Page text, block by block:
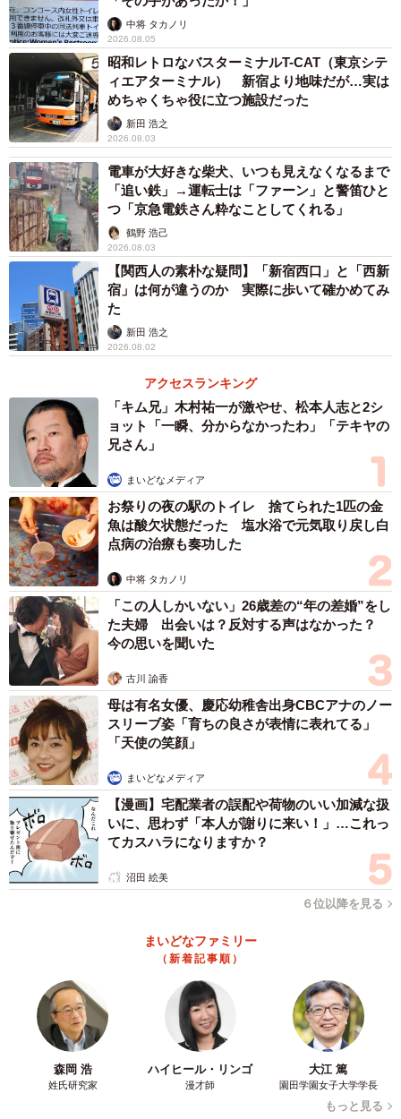
中将 タカノリ
2026.08.05
昭和レトロなバスターミナルT-CAT（東京シテ
ィエアターミナル） 新宿より地味だが…実は
めちゃくちゃ役に立つ施設だった
新田 浩之
2026.08.03
電車が大好きな柴犬、いつも見えなくなるまで
「追い鉄」→運転士は「ファーン」と警笛ひと
つ「京急電鉄さん粋なことしてくれる」
鶴野 浩己
2026.08.03
【関西人の素朴な疑問】「新宿西口」と「西新
宿」は何が違うのか 実際に歩いて確かめてみ
た
新田 浩之
2026.08.02
アクセスランキング
「キム兄」木村祐一が激やせ、松本人志と2シ
ョット「一瞬、分からなかったわ」「テキヤの
兄さん」
まいどなメディア
お祭りの夜の駅のトイレ 捨てられた1匹の金
魚は酸欠状態だった 塩水浴で元気取り戻し白
点病の治療も奏功した
中将 タカノリ
「この人しかいない」26歳差の“年の差婚”をし
た夫婦 出会いは？反対する声はなかった？
今の思いを聞いた
古川 諭香
母は有名女優、慶応幼稚舎出身CBCアナのノー
スリーブ姿「育ちの良さが表情に表れてる」
「天使の笑顔」
まいどなメディア
【漫画】宅配業者の誤配や荷物のいい加減な扱
いに、思わず「本人が謝りに来い！」…これっ
てカスハラになりますか？
沼田 絵美
６位以降を見る
まいどなファミリー
（新着記事順）
森岡 浩
姓氏研究家
ハイヒール・リンゴ
漫才師
大江 篤
園田学園女子大学学長
もっと見る